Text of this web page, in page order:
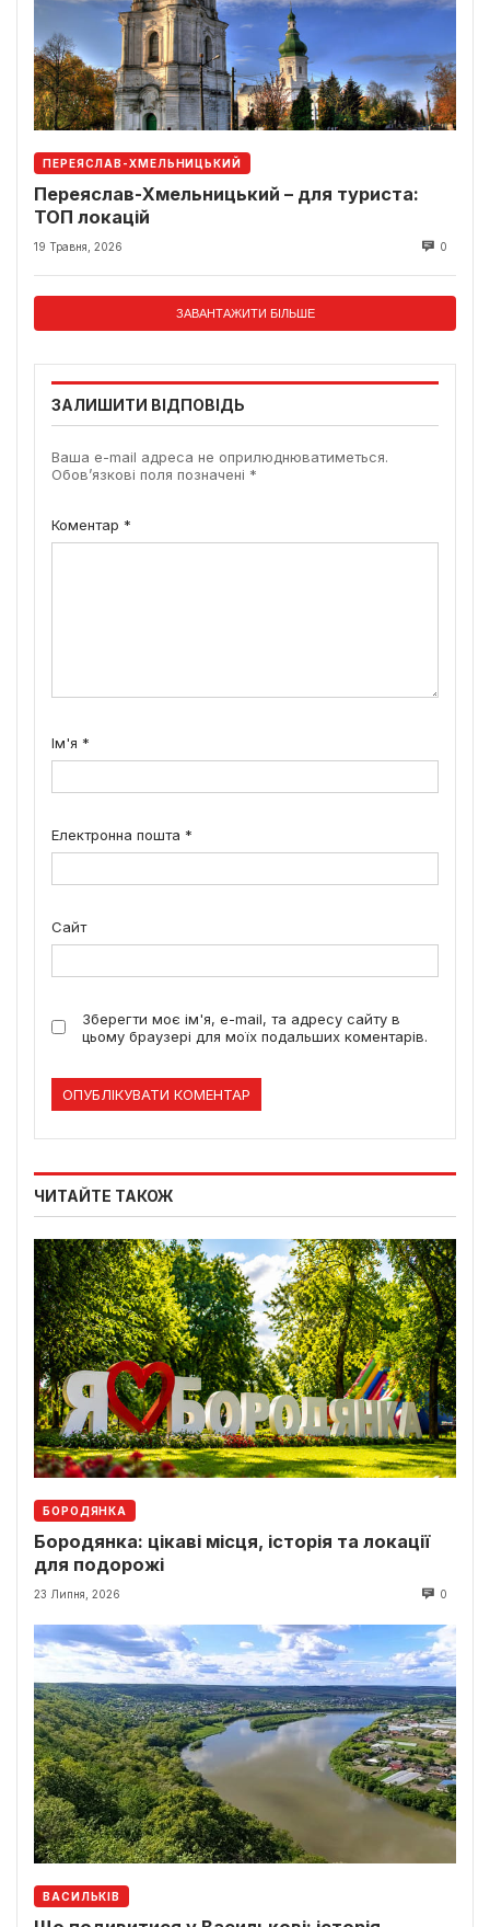
ПЕРЕЯСЛАВ-ХМЕЛЬНИЦЬКИЙ
Переяслав-Хмельницький – для туриста:
ТОП локацій
19 Травня, 2026 0
ЗАВАНТАЖИТИ БІЛЬШЕ
ЗАЛИШИТИ ВІДПОВІДЬ
Ваша e-mail адреса не оприлюднюватиметься.
Обов’язкові поля позначені *
Коментар *
Ім'я *
Електронна пошта *
Сайт
Зберегти моє ім'я, e-mail, та адресу сайту в
цьому браузері для моїх подальших коментарів.
ЧИТАЙТЕ ТАКОЖ
БОРОДЯНКА
Бородянка: цікаві місця, історія та локації
для подорожі
23 Липня, 2026 0
ВАСИЛЬКІВ